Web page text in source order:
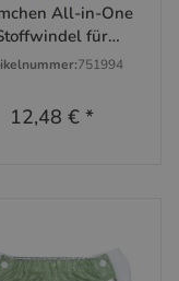
All-in-One
für
inkl.
751994
12,48 € *